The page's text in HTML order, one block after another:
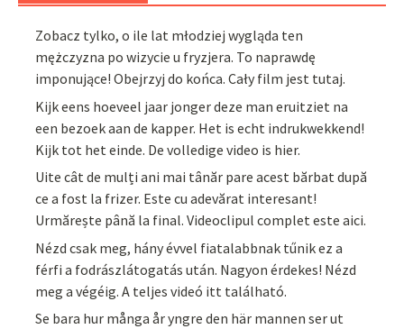
Zobacz tylko, o ile lat młodziej wygląda ten
mężczyzna po wizycie u fryzjera. To naprawdę
imponujące! Obejrzyj do końca. Cały film jest tutaj.
Kijk eens hoeveel jaar jonger deze man eruitziet na
een bezoek aan de kapper. Het is echt indrukwekkend!
Kijk tot het einde. De volledige video is hier.
Uite cât de mulți ani mai tânăr pare acest bărbat după
ce a fost la frizer. Este cu adevărat interesant!
Urmărește până la final. Videoclipul complet este aici.
Nézd csak meg, hány évvel fiatalabbnak tűnik ez a
férfi a fodrászlátogatás után. Nagyon érdekes! Nézd
meg a végéig. A teljes videó itt található.
Se bara hur många år yngre den här mannen ser ut